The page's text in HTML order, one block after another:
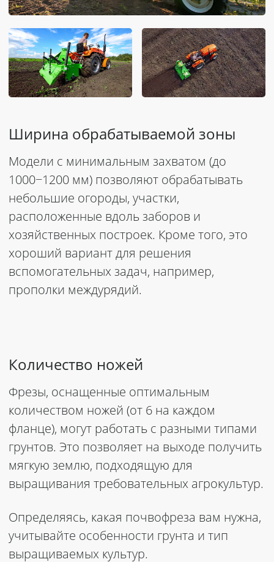
Ширина обрабатываемой зоны
Модели с минимальным захватом (до
1000−1200 мм) позволяют обрабатывать
небольшие огороды, участки,
расположенные вдоль заборов и
хозяйственных построек. Кроме того, это
хороший вариант для решения
вспомогательных задач, например,
прополки междурядий.
Количество ножей
Фрезы, оснащенные оптимальным
количеством ножей (от 6 на каждом
фланце), могут работать с разными типами
грунтов. Это позволяет на выходе получить
мягкую землю, подходящую для
выращивания требовательных агрокультур.
Определяясь, какая почвофреза вам нужна,
учитывайте особенности грунта и тип
выращиваемых культур.